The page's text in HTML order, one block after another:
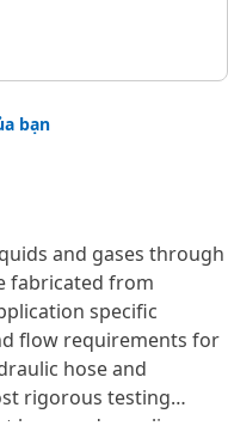
bạn
and gases through
fabricated from
specific
flow requirements for
hose and
rigorous testing
hose and coupling